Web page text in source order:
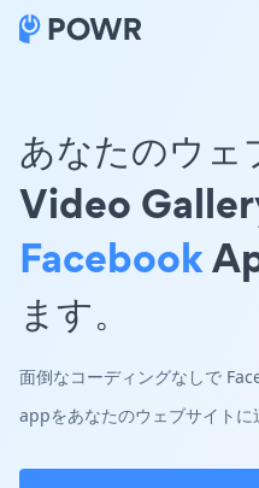
あなたのウ
Video
Facebook
ます。
面倒なコーディングなしで
appをあなたのウェブサイトに